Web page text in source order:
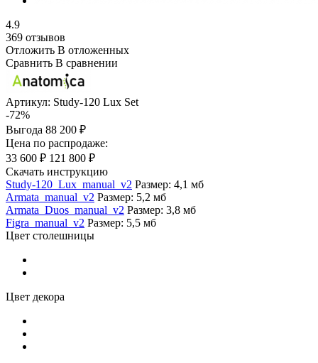
4.9
369 отзывов
Отложить В отложенных
Сравнить В сравнении
Артикул: Study-120 Lux Set
-72%
Выгода 88 200 ₽
Цена по распродаже:
33 600 ₽ 121 800 ₽
Скачать инструкцию
Study-120_Lux_manual_v2 Размер: 4,1 мб
Armata_manual_v2 Размер: 5,2 мб
Armata_Duos_manual_v2 Размер: 3,8 мб
Figra_manual_v2 Размер: 5,5 мб
Цвет столешницы
Цвет декора